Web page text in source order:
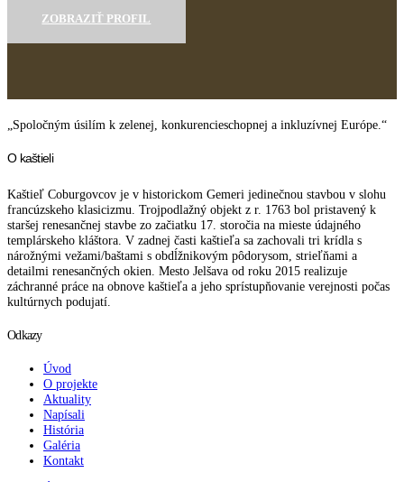
ZOBRAZIŤ PROFIL
„Spoločným úsilím k zelenej, konkurencieschopnej a inkluzívnej Európe.“
O kaštieli
Kaštieľ Coburgovcov je v historickom Gemeri jedinečnou stavbou v slohu
francúzskeho klasicizmu. Trojpodlažný objekt z r. 1763 bol pristavený k
staršej renesančnej stavbe zo začiatku 17. storočia na mieste údajného
templárskeho kláštora. V zadnej časti kaštieľa sa zachovali tri krídla s
nárožnými vežami/baštami s obdĺžnikovým pôdorysom, strieľňami a
detailmi renesančných okien. Mesto Jelšava od roku 2015 realizuje
záchranné práce na obnove kaštieľa a jeho sprístupňovanie verejnosti počas
kultúrnych podujatí.
Odkazy
Úvod
O projekte
Aktuality
Napísali
História
Galéria
Kontakt